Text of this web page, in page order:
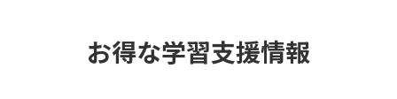
お得な学習支援情報